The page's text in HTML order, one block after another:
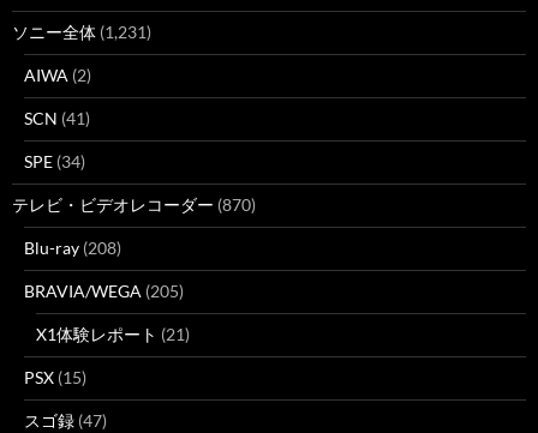
ソニー全体 (1,231)
AIWA (2)
SCN (41)
SPE (34)
テレビ・ビデオレコーダー (870)
Blu-ray (208)
BRAVIA/WEGA (205)
X1体験レポート (21)
PSX (15)
スゴ録 (47)